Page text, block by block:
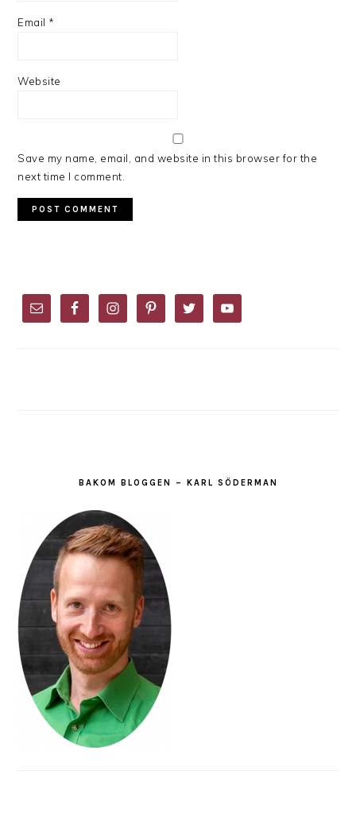
Email *
Website
Save my name, email, and website in this browser for the
next time I comment.
SIDEBAR
BAKOM BLOGGEN – KARL SÖDERMAN